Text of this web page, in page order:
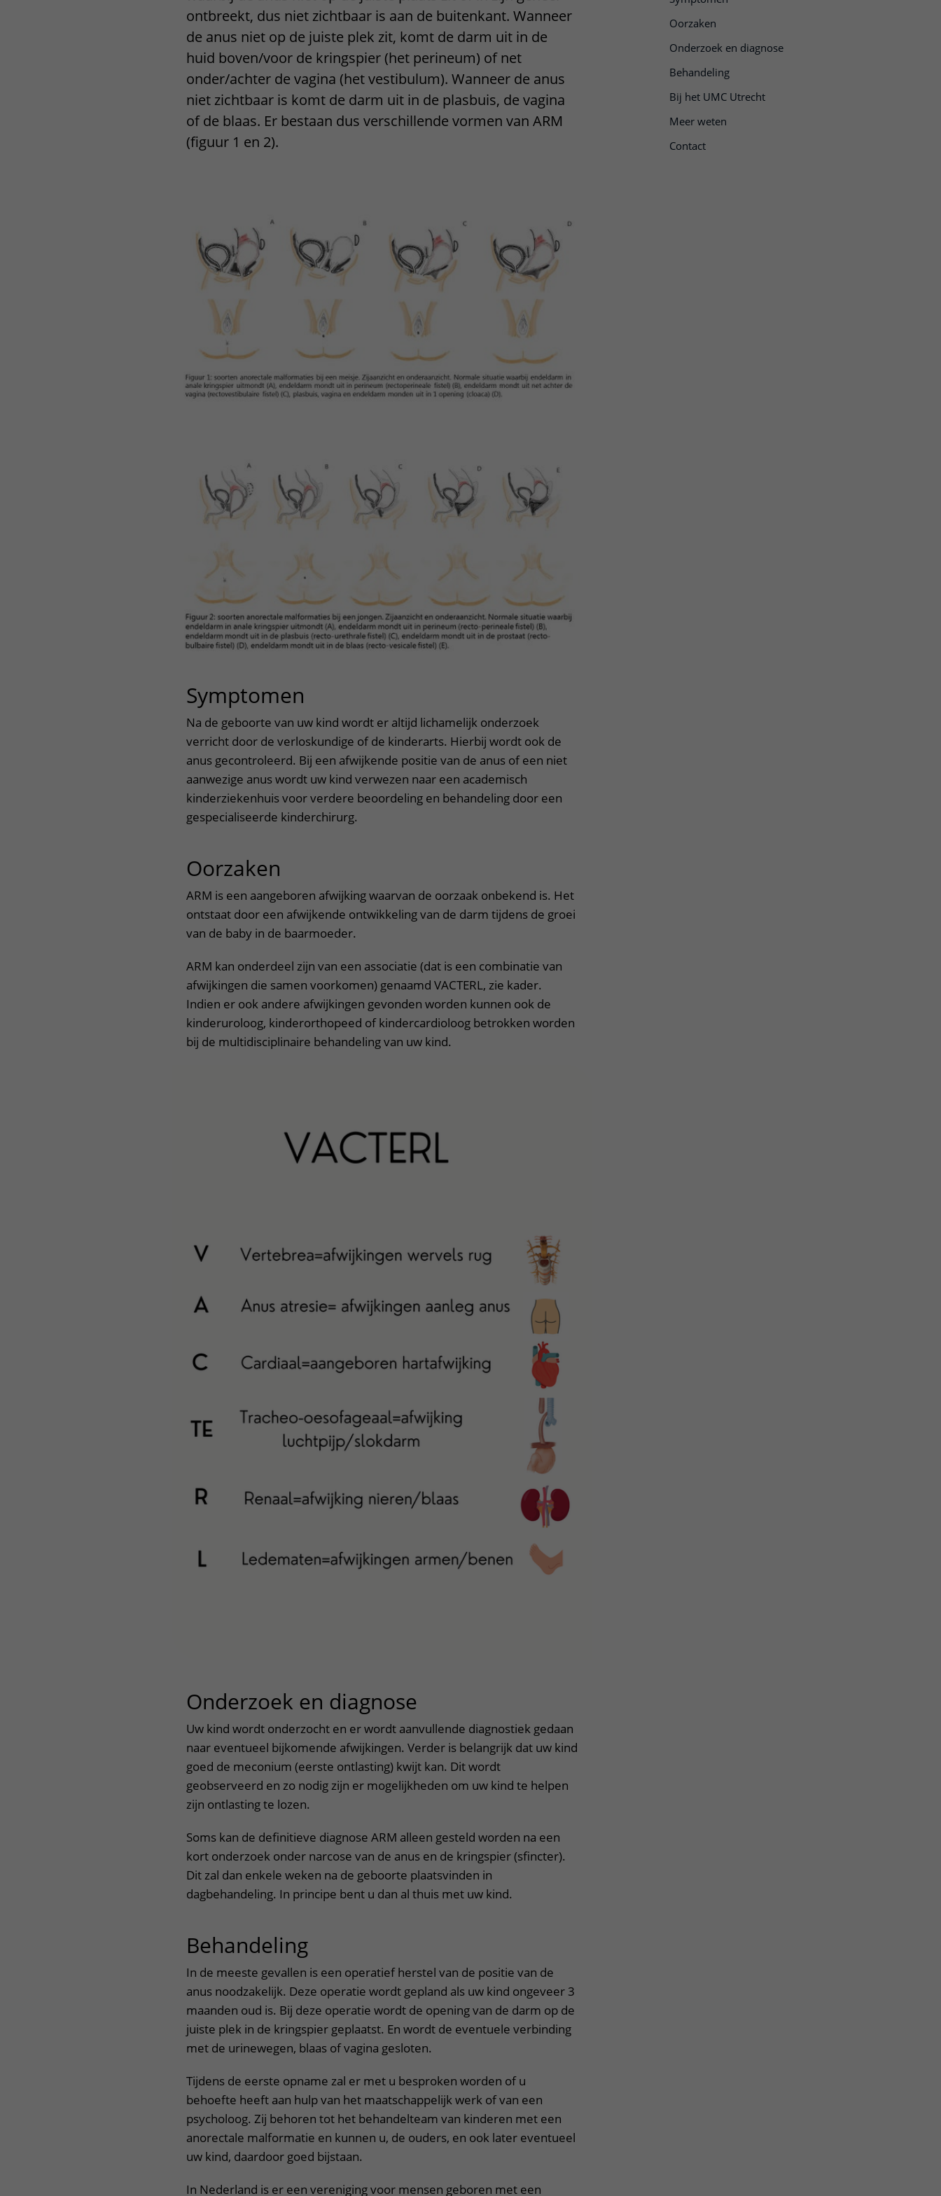
Onze poliklinieken
Onze verpleegafdelingen
Onze faciliteiten
Betere zorg door onderzoek
Oorzaken
Onderzoek en diagnose
Behandeling
Bij het UMC Utrecht
Meer weten
Contact
ontbreekt, dus niet zichtbaar is aan de buitenkant. Wanneer
de anus niet op de juiste plek zit, komt de darm uit in de
huid boven/voor de kringspier (het perineum) of net
onder/achter de vagina (het vestibulum). Wanneer de anus
niet zichtbaar is komt de darm uit in de plasbuis, de vagina
of de blaas. Er bestaan dus verschillende vormen van ARM
(figuur 1 en 2).
Symptomen
Na de geboorte van uw kind wordt er altijd lichamelijk onderzoek
verricht door de verloskundige of de kinderarts. Hierbij wordt ook de
anus gecontroleerd. Bij een afwijkende positie van de anus of een niet
aanwezige anus wordt uw kind verwezen naar een academisch
kinderziekenhuis voor verdere beoordeling en behandeling door een
gespecialiseerde kinderchirurg.
Oorzaken
ARM is een aangeboren afwijking waarvan de oorzaak onbekend is. Het
ontstaat door een afwijkende ontwikkeling van de darm tijdens de groei
van de baby in de baarmoeder.
ARM kan onderdeel zijn van een associatie (dat is een combinatie van
afwijkingen die samen voorkomen) genaamd VACTERL, zie kader.
Indien er ook andere afwijkingen gevonden worden kunnen ook de
kinderuroloog, kinderorthopeed of kindercardioloog betrokken worden
bij de multidisciplinaire behandeling van uw kind.
Onderzoek en diagnose
Uw kind wordt onderzocht en er wordt aanvullende diagnostiek gedaan
naar eventueel bijkomende afwijkingen. Verder is belangrijk dat uw kind
goed de meconium (eerste ontlasting) kwijt kan. Dit wordt
geobserveerd en zo nodig zijn er mogelijkheden om uw kind te helpen
zijn ontlasting te lozen.
Soms kan de definitieve diagnose ARM alleen gesteld worden na een
kort onderzoek onder narcose van de anus en de kringspier (sfincter).
Dit zal dan enkele weken na de geboorte plaatsvinden in
dagbehandeling. In principe bent u dan al thuis met uw kind.
Behandeling
In de meeste gevallen is een operatief herstel van de positie van de
anus noodzakelijk. Deze operatie wordt gepland als uw kind ongeveer 3
maanden oud is. Bij deze operatie wordt de opening van de darm op de
juiste plek in de kringspier geplaatst. En wordt de eventuele verbinding
met de urinewegen, blaas of vagina gesloten.
Tijdens de eerste opname zal er met u besproken worden of u
behoefte heeft aan hulp van het maatschappelijk werk of van een
psycholoog. Zij behoren tot het behandelteam van kinderen met een
anorectale malformatie en kunnen u, de ouders, en ook later eventueel
uw kind, daardoor goed bijstaan.
In Nederland is er een vereniging voor mensen geboren met een